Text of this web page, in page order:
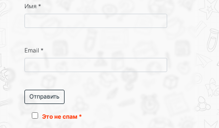
Имя *
Email *
Это не спам *